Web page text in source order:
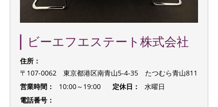
ビーエフエステート株式会社
住所：
〒107-0062 東京都港区南青山5-4-35 たつむら青山811
営業時間：
10:00～19:00 定休日：
水曜日
電話番号：